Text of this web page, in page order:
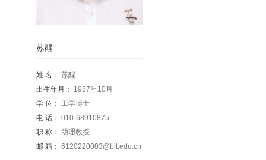
苏醒
姓 名： 苏醒
出生年月：
1987年10月
学 位： 工学博士
电 话： 010-68910875
职 称： 助理教授
邮 箱： 6120220003@bit.edu.cn